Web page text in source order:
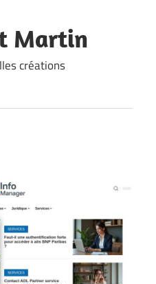
Martin
créations